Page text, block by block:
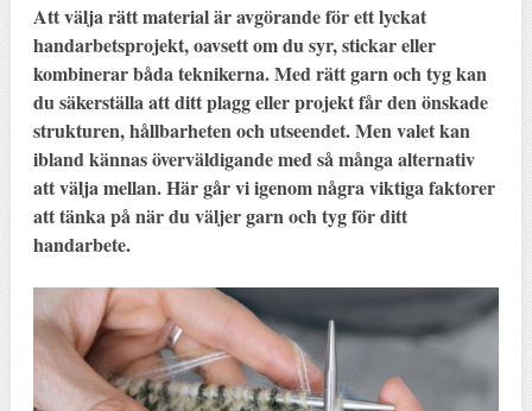
Att välja rätt material är avgörande för ett lyckat
handarbetsprojekt, oavsett om du syr, stickar eller
kombinerar båda teknikerna. Med rätt garn och tyg kan
du säkerställa att ditt plagg eller projekt får den önskade
strukturen, hållbarheten och utseendet. Men valet kan
ibland kännas överväldigande med så många alternativ
att välja mellan. Här går vi igenom några viktiga faktorer
att tänka på när du väljer garn och tyg för ditt
handarbete.